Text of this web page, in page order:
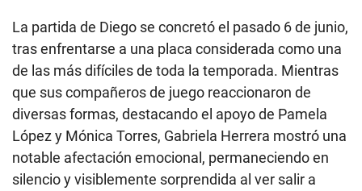
La partida de Diego se concretó el pasado 6 de junio,
tras enfrentarse a una placa considerada como una
de las más difíciles de toda la temporada. Mientras
que sus compañeros de juego reaccionaron de
diversas formas, destacando el apoyo de Pamela
López y Mónica Torres, Gabriela Herrera mostró una
notable afectación emocional, permaneciendo en
silencio y visiblemente sorprendida al ver salir a